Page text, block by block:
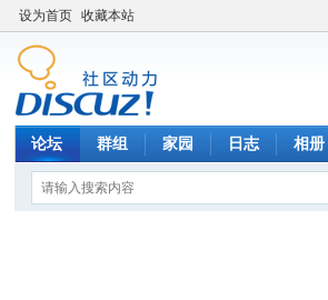
设为首页 收藏本站
论坛 群组 家园 日志 相册